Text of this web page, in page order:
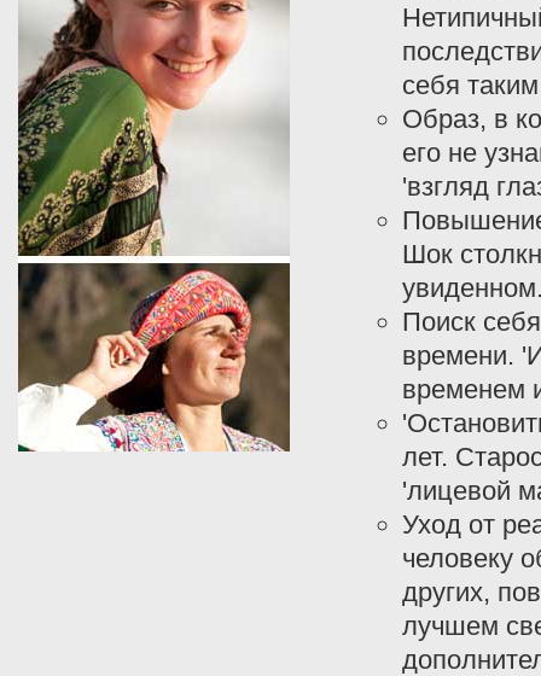
себя
Образ, в
его не
'взгляд
Шок
Поиск
времени.
временем
лет.
'лицевой
Уход от
человеку
других,
лучшем